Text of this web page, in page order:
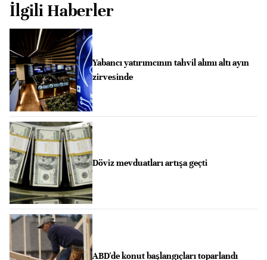
İlgili Haberler
Yabancı yatırımcının tahvil alımı altı ayın
zirvesinde
Döviz mevduatları artışa geçti
ABD'de konut başlangıçları toparlandı